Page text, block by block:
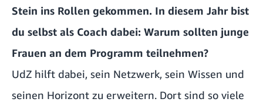
Stein ins Rollen gekommen. In diesem Jahr bist
du selbst als Coach dabei: Warum sollten junge
Frauen an dem Programm teilnehmen?
UdZ hilft dabei, sein Netzwerk, sein Wissen und
seinen Horizont zu erweitern. Dort sind so viele